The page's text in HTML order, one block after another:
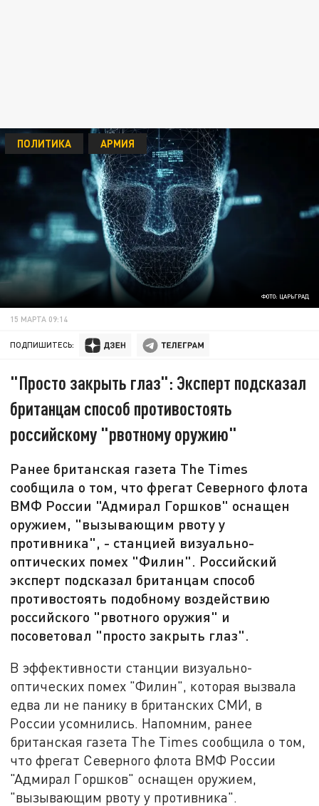
ФОТО: ЦАРЬГРАД
ПОЛИТИКА АРМИЯ
15 МАРТА 09:14
ПОДПИШИТЕСЬ:
"Просто закрыть глаз": Эксперт подсказал
британцам способ противостоять
российскому "рвотному оружию"
Ранее британская газета The Times
сообщила о том, что фрегат Северного флота
ВМФ России "Адмирал Горшков" оснащен
оружием, "вызывающим рвоту у
противника", - станцией визуально-
оптических помех "Филин". Российский
эксперт подсказал британцам способ
противостоять подобному воздействию
российского "рвотного оружия" и
посоветовал "просто закрыть глаз".
В эффективности станции визуально-
оптических помех "Филин", которая вызвала
едва ли не панику в британских СМИ, в
России усомнились. Напомним, ранее
британская газета The Times сообщила о том,
что фрегат Северного флота ВМФ России
"Адмирал Горшков" оснащен оружием,
"вызывающим рвоту у противника".